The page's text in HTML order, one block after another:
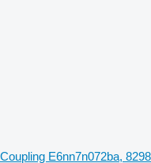
Coupling E6nn7n072ba,